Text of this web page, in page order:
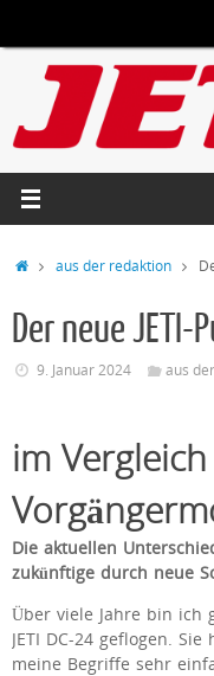
springen
Startaus der redaktion
Der neue JETI-
9. Januar 2024 aus
im
Die aktuellen
zukünftige durch neue
Über viele Jahre bin ich
JETI DC-24 geflogen.
meine Begriffe sehr